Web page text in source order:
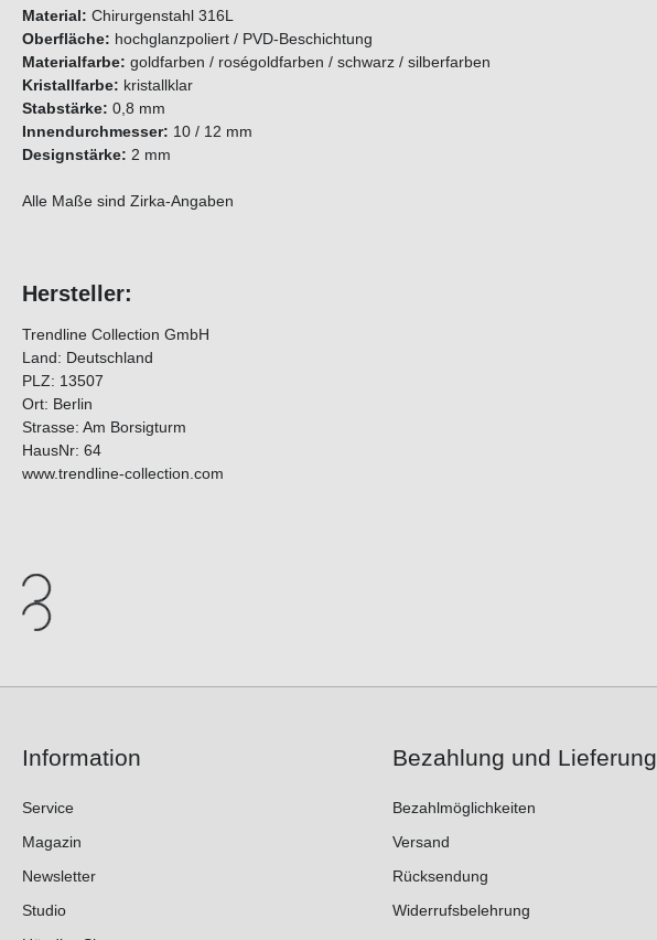
Material: Chirurgenstahl 316L
Oberfläche: hochglanzpoliert / PVD-Beschichtung
Materialfarbe: goldfarben / roségoldfarben / schwarz / silberfarben
Kristallfarbe: kristallklar
Stabstärke: 0,8 mm
Innendurchmesser: 10 / 12 mm
Designstärke: 2 mm
Alle Maße sind Zirka-Angaben
Hersteller:
Trendline Collection GmbH
Land: Deutschland
PLZ: 13507
Ort: Berlin
Strasse: Am Borsigturm
HausNr: 64
www.trendline-collection.com
Information
Service
Magazin
Newsletter
Studio
Bezahlung und Lieferung
Bezahlmöglichkeiten
Versand
Rücksendung
Widerrufsbelehrung